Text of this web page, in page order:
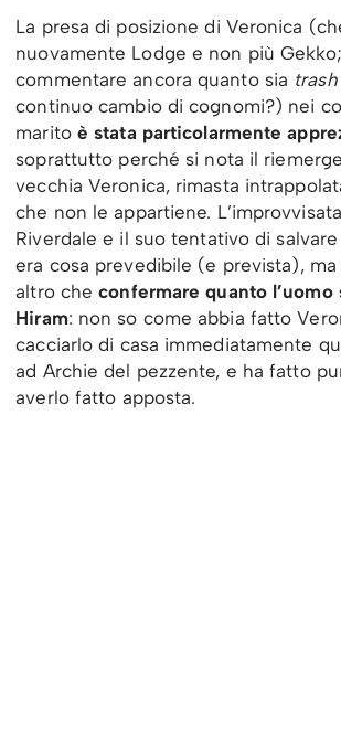
La presa di posizione di Veronica
nuovamente Lodge e non più
commentare ancora quanto sia trash
continuo cambio di cognomi?) nei
marito è stata particolarmente
soprattutto perché si nota il
vecchia Veronica, rimasta
che non le appartiene.
Riverdale e il suo tentativo di
era cosa prevedibile (e prevista),
altro checonfermare quanto l’uomo
Hiram: non so come abbia fatto
cacciarlo di casa immediatamente
ad Archie del pezzente, e ha fatto
averlo fatto apposta.